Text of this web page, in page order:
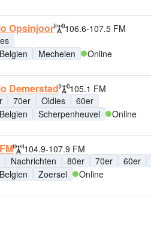
Opsinjoor
106.6-107.5 FM
Belgien
Mechelen Online
Demerstad
105.1 FM
70er Oldies
60er
Belgien
Scherpenheuvel Online
104.9-107.9 FM
Nachrichten 80er 70er 60er
Belgien
Zoersel Online